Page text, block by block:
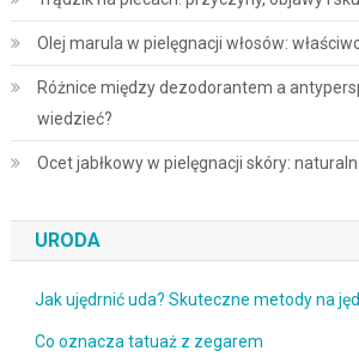
Olej marula w pielęgnacji włosów:
Różnice między dezodorantem a
wiedzieć?
Ocet jabłkowy w pielęgnacji skóry:
URODA
Jak ujędrnić uda? Skuteczne metody na
Co oznacza tatuaż z zegarem